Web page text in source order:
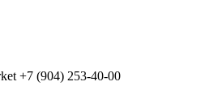
+7 (904) 253-40-00